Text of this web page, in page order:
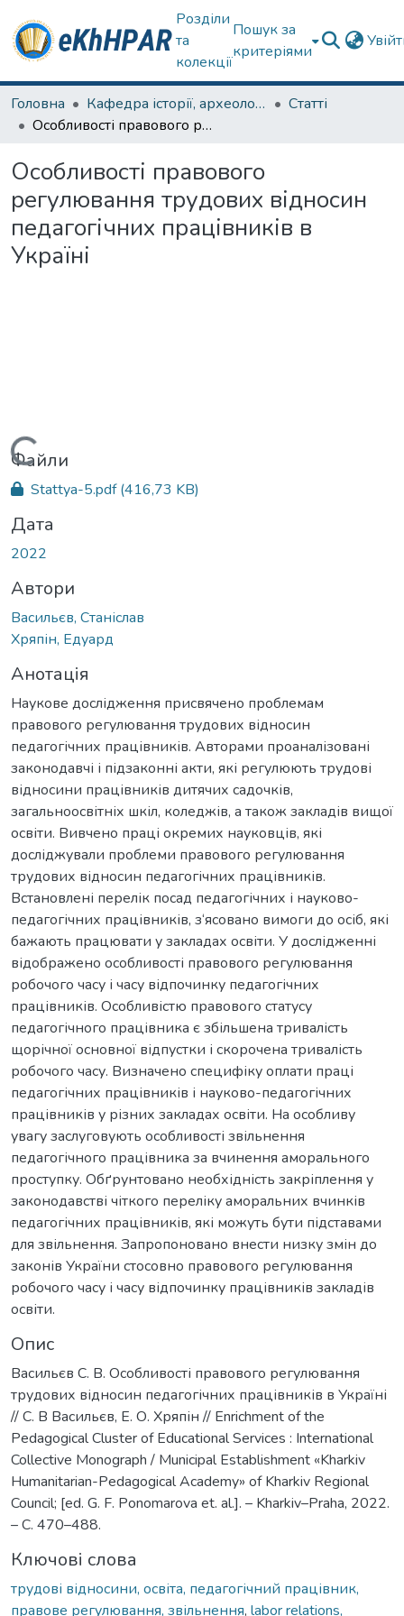
Розділи
та
колекції
Пошук за
критеріями
Головна Кафедра історії, археології та гуманітарних наук
Статті
Особливості правового регулювання трудових відносин педагогічних працівників в Україні
Особливості правового
регулювання трудових відносин
педагогічних працівників в
Україні
Вантажиться...
Файли
Stattya-5.pdf(416,73 KB)
Дата
2022
Автори
Васильєв, Станіслав
Хряпін, Едуард
Анотація
Наукове дослідження присвячено проблемам
правового регулювання трудових відносин
педагогічних працівників. Авторами проаналізовані
законодавчі і підзаконні акти, які регулюють трудові
відносини працівників дитячих садочків,
загальноосвітніх шкіл, коледжів, а також закладів вищої
освіти. Вивчено праці окремих науковців, які
досліджували проблеми правового регулювання
трудових відносин педагогічних працівників.
Встановлені перелік посад педагогічних і науково-
педагогічних працівників, з‘ясовано вимоги до осіб, які
бажають працювати у закладах освіти. У дослідженні
відображено особливості правового регулювання
робочого часу і часу відпочинку педагогічних
працівників. Особливістю правового статусу
педагогічного працівника є збільшена тривалість
щорічної основної відпустки і скорочена тривалість
робочого часу. Визначено специфіку оплати праці
педагогічних працівників і науково-педагогічних
працівників у різних закладах освіти. На особливу
увагу заслуговують особливості звільнення
педагогічного працівника за вчинення аморального
проступку. Обґрунтовано необхідність закріплення у
законодавстві чіткого переліку аморальних вчинків
педагогічних працівників, які можуть бути підставами
для звільнення. Запропоновано внести низку змін до
законів України стосовно правового регулювання
робочого часу і часу відпочинку працівників закладів
освіти.
Опис
Васильєв С. В. Особливості правового регулювання
трудових відносин педагогічних працівників в Україні
// С. В Васильєв, Е. О. Хряпін // Enrichment of the
Pedagogical Cluster of Educational Services : International
Collective Monograph / Municipal Establishment «Kharkiv
Humanitarian-Pedagogical Academy» of Kharkiv Regional
Council; [ed. G. F. Ponomarova et. al.]. – Kharkiv–Praha, 2022.
– C. 470–488.
Ключові слова
трудові відносини, освіта, педагогічний працівник,
правове регулювання, звільнення, labor relations,